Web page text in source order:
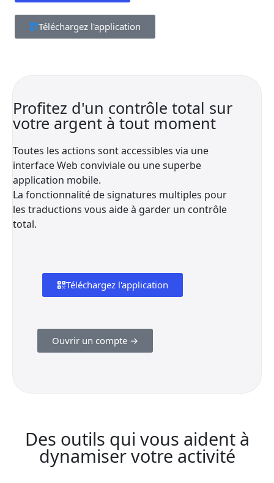
Téléchargez l'application
Profitez d'un contrôle total sur
votre argent à tout moment
Toutes les actions sont accessibles via une
interface Web conviviale ou une superbe
application mobile.
La fonctionnalité de signatures multiples pour
les traductions vous aide à garder un contrôle
total.
Téléchargez l'application
Ouvrir un compte →
Des outils qui vous aident à
dynamiser votre activité